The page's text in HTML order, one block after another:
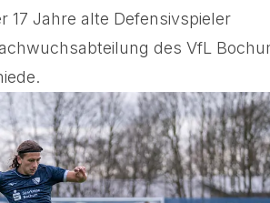
17 Jahre alte Defensivspieler
des VfL